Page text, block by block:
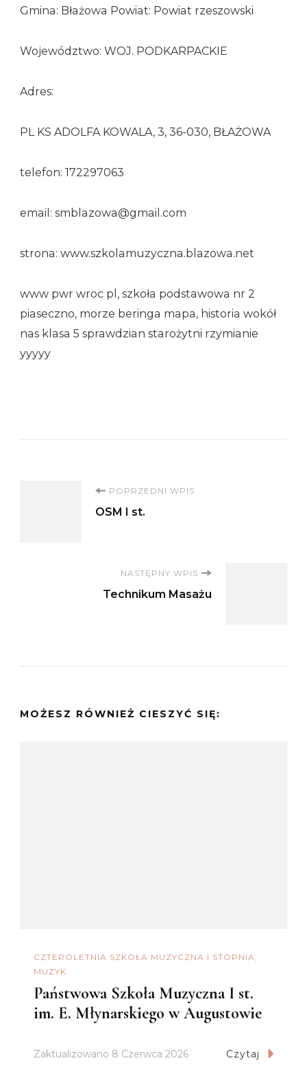
Gmina: Błażowa Powiat: Powiat rzeszowski
Województwo: WOJ. PODKARPACKIE
Adres:
PL KS ADOLFA KOWALA, 3, 36-030, BŁAŻOWA
telefon: 172297063
email: smblazowa@gmail.com
strona: www.szkolamuzyczna.blazowa.net
www pwr wroc pl, szkoła podstawowa nr 2
piaseczno, morze beringa mapa, historia wokół
nas klasa 5 sprawdzian starożytni rzymianie
yyyyy
Nawigacja
POPRZEDNI WPIS
OSM I st.
NASTĘPNY WPIS
Technikum Masażu
MOŻESZ RÓWNIEŻ CIESZYĆ SIĘ:
CZTEROLETNIA SZKOŁA MUZYCZNA I STOPNIA
MUZYK
Państwowa Szkoła Muzyczna I st.
im. E. Młynarskiego w Augustowie
Zaktualizowano 8 Czerwca 2026 Czytaj